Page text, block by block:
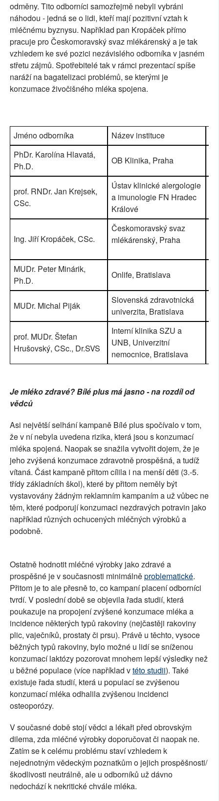
odměny. Tito odborníci samozřejmě nebyli vybráni
náhodou - jedná se o lidi, kteří mají pozitivní vztah k
mléčnému byznysu. Například pan Kropáček přímo
pracuje pro Českomoravský svaz mlékárenský a je tak
vzhledem ke své pozici nezávislého odborníka v jasném
střetu zájmů. Spotřebitelé tak v rámci prezentací spíše
naráží na bagatelizaci problémů, se kterými je
konzumace živočišného mléka spojena.
Jméno odborníka Název instituce
PhDr. Karolína Hlavatá,
Ph.D.
OB Klinika, Praha
prof. RNDr. Jan Krejsek,
CSc.
Ústav klinické alergologie
a imunologie FN Hradec
Králové
Ing. Jiří Kropáček, CSc.
Českomoravský svaz
mlékárenský, Praha
MUDr. Peter Minárik,
Ph.D.
Onlife, Bratislava
MUDr. Michal Piják
Slovenská zdravotnická
univerzita, Bratislava
prof. MUDr. Štefan
Hrušovský, CSc., Dr.SVS
Interní klinika SZU a
UNB, Univerzitní
nemocnice, Bratislava
Je mléko zdravé? Bílé plus má jasno - na rozdíl od
vědců
Asi největší selhání kampaně Bílé plus spočívalo v tom,
že v ní nebyla uvedena rizika, která jsou s konzumací
mléka spojená. Naopak se snažila vytvořit dojem, že je
jeho zvýšená konzumace zdravotně prospěšná, a tudíž
vítaná. Část kampaně přitom cílila i na menší děti (3.-5.
třídy základních škol), které by přitom neměly být
vystavovány žádným reklamním kampaním a už vůbec ne
těm, které podporují konzumaci nezdravých potravin jako
například různých ochucených mléčných výrobků a
podobně.
Ostatně hodnotit mléčné výrobky jako zdravé a
prospěšné je v současnosti minimálněproblematické.
Přitom je to ale přesně to, co kampaní placení odborníci
tvrdí. V poslední době se objevila řada studií, která
poukazuje na propojení zvýšené konzumace mléka a
incidence některých typů rakoviny (nejčastěji rakoviny
plic, vaječníků, prostaty či prsu). Právě u těchto, vysoce
běžných typů rakoviny, bylo možné u lidí se sníženou
konzumací laktózy pozorovat mnohem lepší výsledky než
u běžné populace (více například vtéto studii). Také
existuje řada studií, která u populací se zvýšenou
konzumací mléka odhalila zvýšenou incidenci
osteoporózy.
V současné době stojí vědci a lékaři před obrovským
dilema, zda mléčné výrobky doporučovat či naopak ne.
Zatím se k celému problému staví vzhledem k
nejednotným vědeckým poznatkům o jejich prospěšnosti/
škodlivosti neutrálně, ale u odborníků už dávno
nedochází k nekritické chvále mléka.